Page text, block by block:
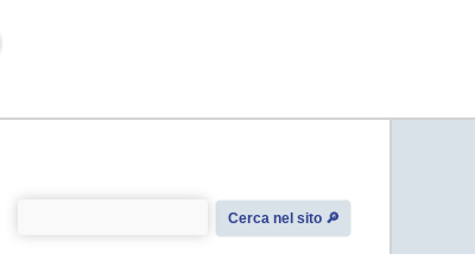
Cerca nel sito 🔎︎